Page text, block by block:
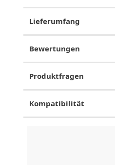
Lieferumfang
Bewertungen
Produktfragen
Kompatibilität